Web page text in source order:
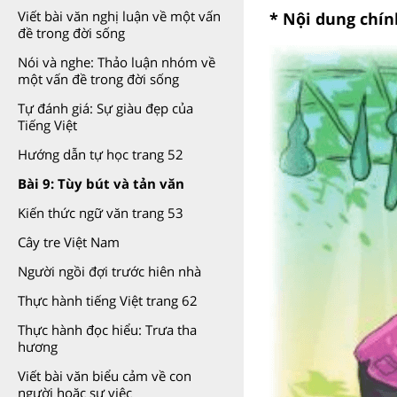
Viết bài văn nghị luận về một vấn
đề trong đời sống
Nói và nghe: Thảo luận nhóm về
một vấn đề trong đời sống
Tự đánh giá: Sự giàu đẹp của
Tiếng Việt
Hướng dẫn tự học trang 52
Bài 9: Tùy bút và tản văn
Kiến thức ngữ văn trang 53
Cây tre Việt Nam
Người ngồi đợi trước hiên nhà
Thực hành tiếng Việt trang 62
Thực hành đọc hiểu: Trưa tha
hương
Viết bài văn biểu cảm về con
người hoặc sự việc
* Nội dung